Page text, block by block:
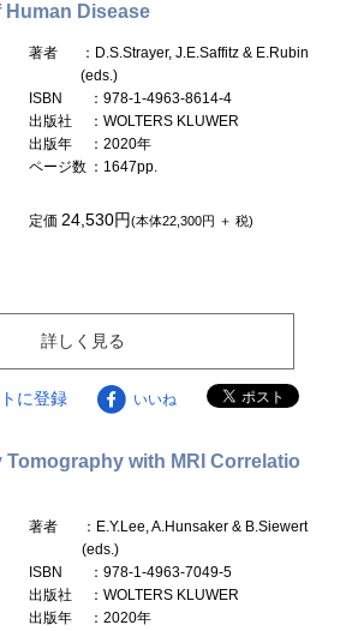
Disease
著者
：D.S.Strayer, J.E.Saffitz & E.Rubin
(eds.)
ISBN
：978-1-4963-8614-4
出版社
：WOLTERS KLUWER
出版年
：2020年
ページ数 ：1647pp.
定価24,530円(本体22,300円 ＋ 税)
詳しく見る
に登録 いいね
with MRI Correlatio
著者
：E.Y.Lee, A.Hunsaker & B.Siewert
(eds.)
ISBN
：978-1-4963-7049-5
出版社
：WOLTERS KLUWER
出版年
：2020年